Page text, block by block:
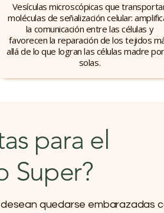
Vesículas microscópicas que
moléculas de señalización celular:
la comunicación entre las células y
favorecen la reparación de los tejidos
allá de lo que logran las células madre
solas.
para el
Super?
quedarse embarazadas